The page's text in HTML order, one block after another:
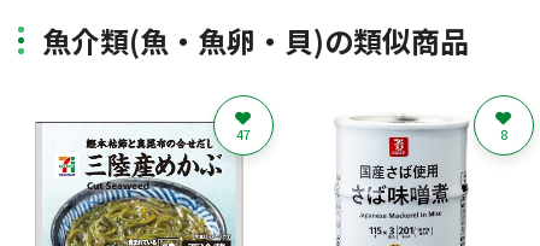
魚介類(魚・魚卵・貝)の類似商品
47 8